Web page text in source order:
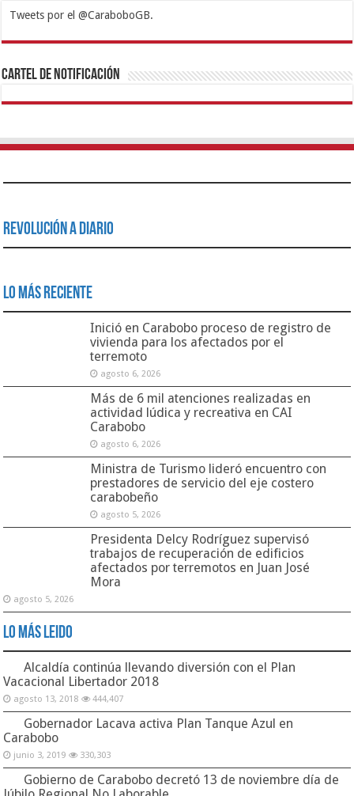
Tweets por el @CaraboboGB.
1xbetBetturkeyBetistKralbetSupertotobetTipobetMatadorbetMariobet
https://mvbcasino.com/
Cartel de Notificación
Revolución a Diario
Lo Más Reciente
Inició en Carabobo proceso de registro de
vivienda para los afectados por el
terremoto
agosto 6, 2026
Más de 6 mil atenciones realizadas en
actividad lúdica y recreativa en CAI
Carabobo
agosto 6, 2026
Ministra de Turismo lideró encuentro con
prestadores de servicio del eje costero
carabobeño
agosto 5, 2026
Presidenta Delcy Rodríguez supervisó
trabajos de recuperación de edificios
afectados por terremotos en Juan José
Mora
agosto 5, 2026
Lo Más Leido
Alcaldía continúa llevando diversión con el Plan
Vacacional Libertador 2018
agosto 13, 2018 444,407
Gobernador Lacava activa Plan Tanque Azul en
Carabobo
junio 3, 2019 330,303
Gobierno de Carabobo decretó 13 de noviembre día de